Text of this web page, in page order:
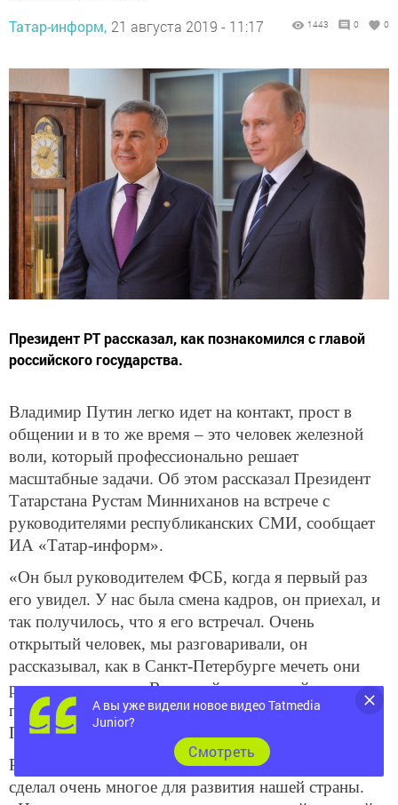
Татар-информ, 21 августа 2019 - 11:17 1443 0 0
Президент РТ рассказал, как познакомился с главой
российского государства.
Владимир Путин легко идет на контакт, прост в
общении и в то же время – это человек железной
воли, который профессионально решает
масштабные задачи. Об этом рассказал Президент
Татарстана Рустам Минниханов на встрече с
руководителями республиканских СМИ, сообщает
ИА «Татар-информ».
«Он был руководителем ФСБ, когда я первый раз
его увидел. У нас была смена кадров, он приехал, и
так получилось, что я его встречал. Очень
открытый человек, мы разговаривали, он
рассказывал, как в Санкт-Петербурге мечеть они
реконструировали. Вот такой интересный состоялся
первый разговор», – поделился воспоминаниями
Президент РТ.
Рустам Минниханов отметил, что Владимир Путин
сделал очень многое для развития нашей страны.
А вы уже видели новое видео Tatmedia
Junior?
Cмотреть